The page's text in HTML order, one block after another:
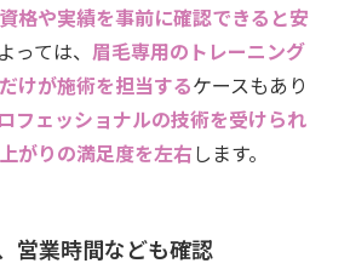
格や実績を事前に確認できると安
っては、 眉毛専用のトレーニング
けが施術を担当するケースもあり
フェッショナルの技術を受けられ
がりの満足度を左右します。
営業時間なども確認